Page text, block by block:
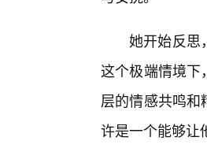
她开始反思
这个极端情境下
层的情感共鸣
许是一个能够让